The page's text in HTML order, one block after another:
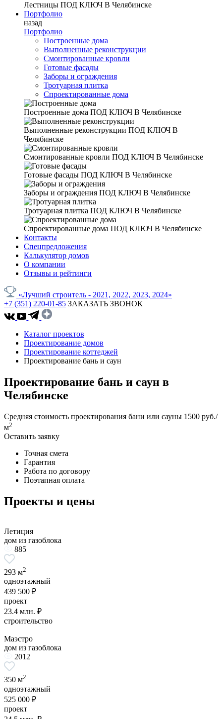
Лестницы ПОД КЛЮЧ В Челябинске
Портфолио
назад
Портфолио
Построенные дома
Выполненные реконструкции
Смонтированные кровли
Готовые фасады
Заборы и ограждения
Тротуарная плитка
Спроектированные дома
Построенные дома ПОД КЛЮЧ В Челябинске
Выполненные реконструкции ПОД КЛЮЧ В
Челябинске
Смонтированные кровли ПОД КЛЮЧ В Челябинске
Готовые фасады ПОД КЛЮЧ В Челябинске
Заборы и ограждения ПОД КЛЮЧ В Челябинске
Тротуарная плитка ПОД КЛЮЧ В Челябинске
Спроектированные дома ПОД КЛЮЧ В Челябинске
Контакты
Спецпредложения
Калькулятор домов
О компании
Отзывы и рейтинги
«Лучший строитель - 2021, 2022, 2023, 2024»
+7 (351) 220-01-85 ЗАКАЗАТЬ ЗВОНОК
Каталог проектов
Проектирование домов
Проектирование коттеджей
Проектирование бань и саун
Проектирование бань и саун в
Челябинске
Средняя стоимость проектирования бани или сауны 1500 руб./
м2
Оставить заявку
Точная смета
Гарантия
Работа по договору
Поэтапная оплата
Проекты и цены
Летиция
дом из газоблока
885
293 м2
одноэтажный
439 500 ₽
проект
23.4 млн. ₽
строительство
Маэстро
дом из газоблока
2012
350 м2
одноэтажный
525 000 ₽
проект